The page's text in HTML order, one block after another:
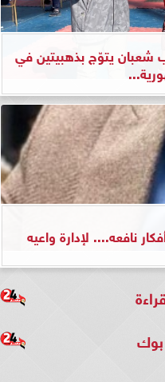
شعبان يتوّج بذهبيتين في
نافعه.... لإدارة واعيه